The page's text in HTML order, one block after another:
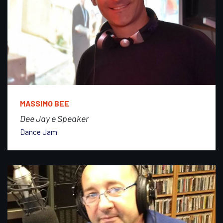
MASSIMO BEE
Dee Jay e Speaker
Dance Jam